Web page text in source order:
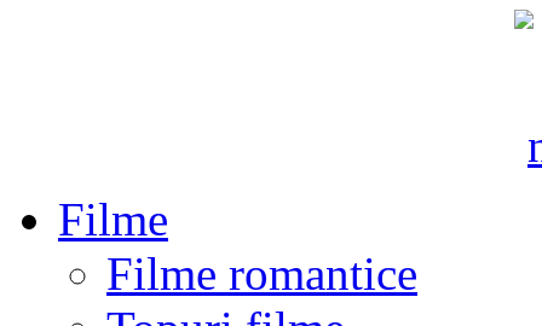
Filme
Filme romantice